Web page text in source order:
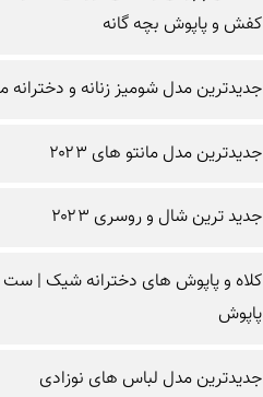
کفش و پاپوش بچه گانه
جدیدترین مدل شومیز زنانه و
جدیدترین مدل مانتو های ۲۰۲۳
جدید ترین شال و روسری ۲۰۲۳
کلاه و پاپوش های دخترانه شیک | ست
پاپوش
جدیدترین مدل لباس های نوزادی